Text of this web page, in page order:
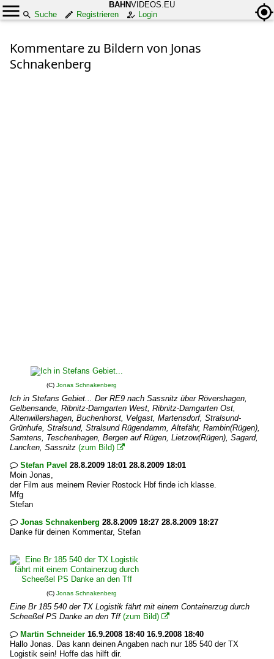
BAHNVIDEOS.EU
Suche
Registrieren Login
Kommentare zu Bildern von Jonas
Schnakenberg
(C) Jonas Schnakenberg
Ich in Stefans Gebiet... Der RE9 nach Sassnitz über Rövershagen,
Gelbensande, Ribnitz-Damgarten West, Ribnitz-Damgarten Ost,
Altenwillershagen, Buchenhorst, Velgast, Martensdorf, Stralsund-
Grünhufe, Stralsund, Stralsund Rügendamm, Altefähr, Rambin(Rügen),
Samtens, Teschenhagen, Bergen auf Rügen, Lietzow(Rügen), Sagard,
Lancken, Sassnitz (zum Bild) 
 Stefan Pavel 28.8.2009 18:01 28.8.2009 18:01
Moin Jonas,
der Film aus meinem Revier Rostock Hbf finde ich klasse.
Mfg
Stefan
 Jonas Schnakenberg 28.8.2009 18:27 28.8.2009 18:27
Danke für deinen Kommentar, Stefan
(C) Jonas Schnakenberg
Eine Br 185 540 der TX Logistik fährt mit einem Containerzug durch
Scheeßel PS Danke an den Tff (zum Bild) 
 Martin Schneider 16.9.2008 18:40 16.9.2008 18:40
Hallo Jonas. Das kann deinen Angaben nach nur 185 540 der TX
Logistik sein! Hoffe das hilft dir.